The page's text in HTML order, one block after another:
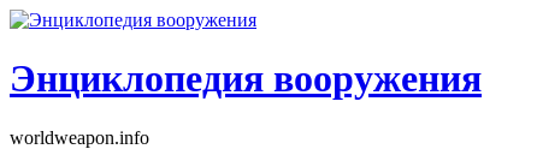
Энциклопедия вооружения
worldweapon.info